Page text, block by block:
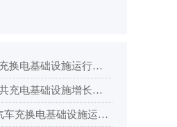
2024年全国电动汽车充换电基础设施运行情况
2025年一季度全国公共充电基础设施增长情况分析
2025年4月全国电动汽车充换电基础设施运行情况